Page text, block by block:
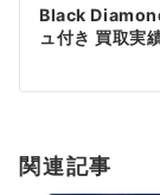
ゲ
シ
ン
Black
ュ付き 買取実
関連記事